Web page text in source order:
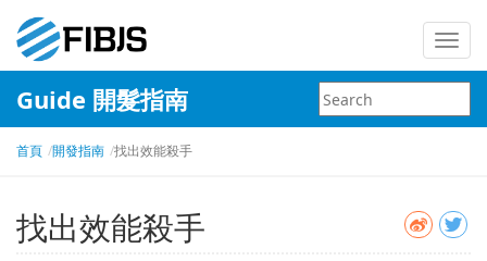
Guide 開髮指南
首頁 開發指南 找出效能殺手
找出效能殺手